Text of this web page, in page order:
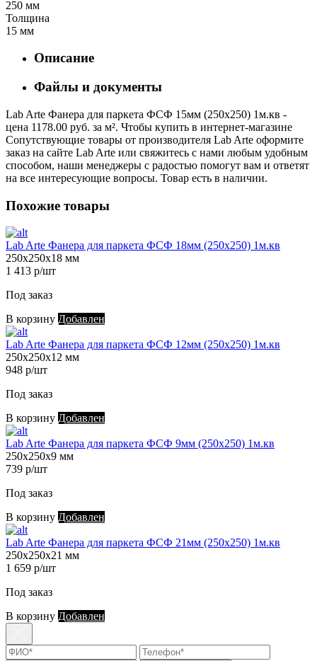
250 мм
Толщина
15 мм
Описание
Файлы и документы
Lab Arte Фанера для паркета ФСФ 15мм (250х250) 1м.кв -
цена 1178.00 руб. за м². Чтобы купить в интернет-магазине
Сопутствующие товары от производителя Lab Arte оформите
заказ на сайте Lab Arte или свяжитесь с нами любым удобным
способом, наши менеджеры с радостью помогут вам и ответят
на все интересующие вопросы. Товар есть в наличии.
Похожие товары
Lab Arte Фанера для паркета ФСФ 18мм (250х250) 1м.кв
250х250х18 мм
1 413 р/шт
Под заказ
В корзину Добавлен
Lab Arte Фанера для паркета ФСФ 12мм (250х250) 1м.кв
250х250х12 мм
948 р/шт
Под заказ
В корзину Добавлен
Lab Arte Фанера для паркета ФСФ 9мм (250х250) 1м.кв
250х250х9 мм
739 р/шт
Под заказ
В корзину Добавлен
Lab Arte Фанера для паркета ФСФ 21мм (250х250) 1м.кв
250х250х21 мм
1 659 р/шт
Под заказ
В корзину Добавлен